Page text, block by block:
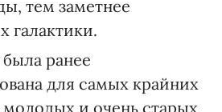
тем заметнее
галактики.
ранее
для самых крайних
молодых и очень старых